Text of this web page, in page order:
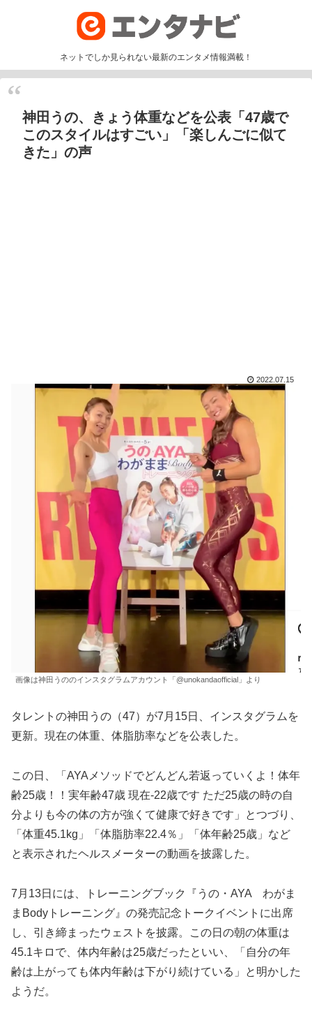
ネットでしか見られない最新のエンタメ情報満載！
神田うの、きょう体重などを公表「47歳で
このスタイルはすごい」「楽しんごに似て
きた」の声
2022.07.15
画像は神田うののインスタグラムアカウント「@unokandaofficial」より
タレントの神田うの（47）が7月15日、インスタグラムを
更新。現在の体重、体脂肪率などを公表した。
この日、「AYAメソッドでどんどん若返っていくよ！体年
齢25歳！！実年齢47歳 現在-22歳です ただ25歳の時の自
分よりも今の体の方が強くて健康で好きです」とつづり、
「体重45.1kg」「体脂肪率22.4％」「体年齢25歳」など
と表示されたヘルスメーターの動画を披露した。
7月13日には、トレーニングブック『うの・AYA わがま
まBodyトレーニング』の発売記念トークイベントに出席
し、引き締まったウェストを披露。この日の朝の体重は
45.1キロで、体内年齢は25歳だったといい、「自分の年
齢は上がっても体内年齢は下がり続けている」と明かした
ようだ。